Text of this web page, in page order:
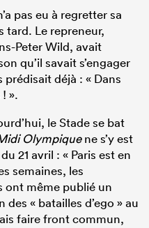
pas eu à regretter sa
tard. Le repreneur,
Peter Wild, avait
qu’il savait s’engager
déjà : « Dans
».
le Stade se bat
Olympiquene s’y est
21 avril : « Paris est en
semaines, les
ont même publié un
« batailles d’ego » au
faire front commun,